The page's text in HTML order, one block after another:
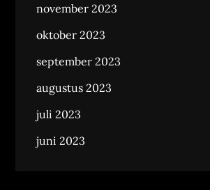
november 2023
oktober 2023
september 2023
augustus 2023
juli 2023
juni 2023